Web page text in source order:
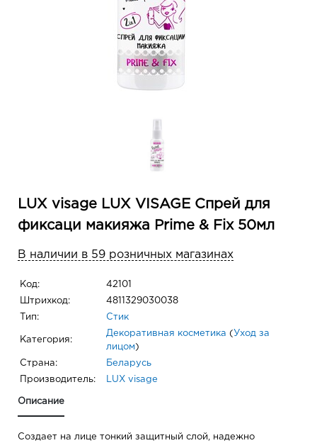
LUX visage LUX VISAGE Спрей для
фиксаци макияжа Prime & Fix 50мл
В наличии в 59 розничных магазинах
Код: 42101
Штрихкод: 4811329030038
Тип: Стик
Категория:
Декоративная косметика ( Уход за
лицом )
Страна: Беларусь
Производитель: LUX visage
Описание
Создает на лице тонкий защитный слой, надежно